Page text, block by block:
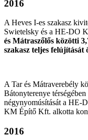
2016
A Heves I-es szakasz
Swietelsky és a HE-DO
és Mátraszőlős közötti
szakasz teljes
A Tar és Mátraverebély
Bátonyterenye
négynyomúsítását a HE-
KM Építő Kft. alkotta
2016